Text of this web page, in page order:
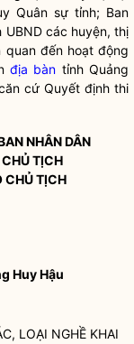
Quân sự tỉnh; Ban
UBND các huyện, thị
đến hoạt động
địa bàn tỉnh Quảng
cứ Quyết định thi
NHÂN DÂN
TỊCH
CHỦ TỊCH
Huy Hậu
LOẠI NGHỀ KHAI